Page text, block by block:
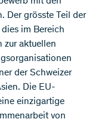
Der grösste Teil der
im Bereich
zur aktuellen
der Schweizer
Die EU-
einzigartige
von